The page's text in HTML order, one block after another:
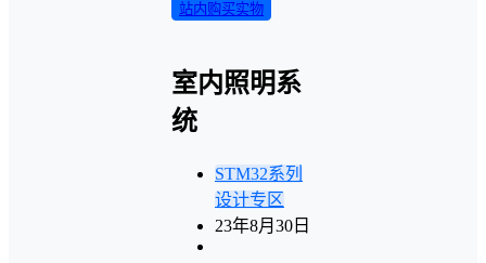
站内购买实物
室内照明系
统
STM32系列
设计专区
23年8月30日